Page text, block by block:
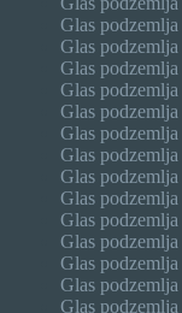
Glas podzemlja
Glas
Glas
Glas
Glas
Glas
Glas
Glas
Glas
Glas podzemlja
Glas podzemlja
Glas
Glas
Glas